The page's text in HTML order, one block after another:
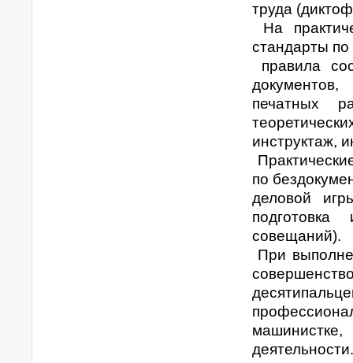
труда
На
стандарты по
правила
печатных
инструктаж,
по
деловой
совещаний).
При
деятельности.